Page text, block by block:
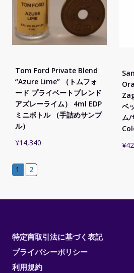
Tom Ford Private Blend
“Azure Lime” （トムフォ
ード プライベートブレンド
アズレーライム） 4ml EDP
ミニボトル （手詰めサンプ
ル）
¥14,340
ベ
ム/
¥
1 2
特定商取引法に基づく表記
プライバシーポリシー
利用規約